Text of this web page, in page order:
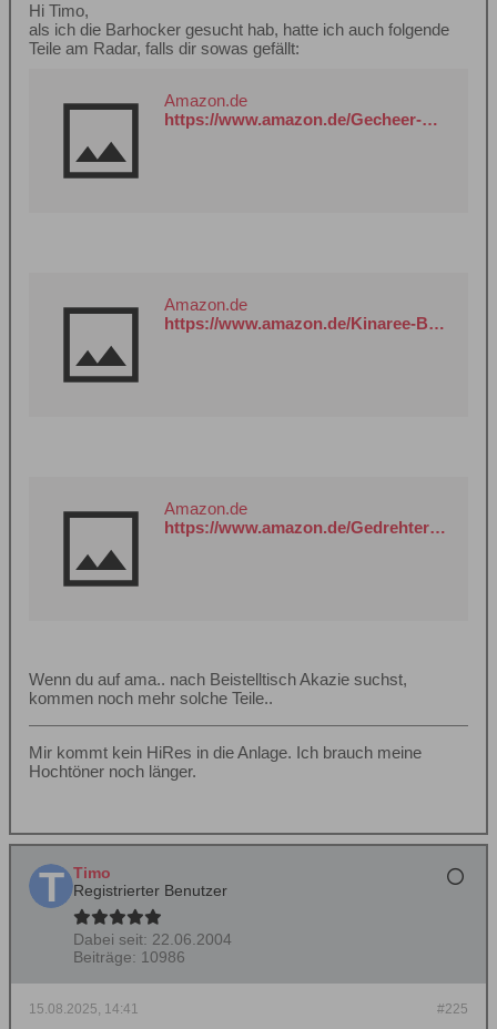
Hi Timo,
als ich die Barhocker gesucht hab, hatte ich auch folgende
Teile am Radar, falls dir sowas gefällt:
Amazon.de
https://www.amazon.de/Gecheer-Beistelltisch-Couchtisch-Kaffeetisch-Telefontisch/dp/B0B3VH5GRN?__mk_de_DE=%C3%85M%C3%85%C5%BD%C3%95%C3%91&crid=1CLP7DDNU7V6O&dib=eyJ2IjoiMSJ9.dSBvAXyh-GNG-vW4Dj-JHBZFGd-YGzcRSbCdChFNWhIrCjl33KnxL911n0qW6mbdmyeQtWiG0XiBZ_InQunSki63RUkAf5NRM3nrPQmBNGgMnWj0oPAGgthBocZXxB_VW_QmegqeCzMmfAHfaF1NCurjspQ7hNxv4USpwrwD7Q4ZtBiHNocUF9QV1H6V6EFuKB0mKVpGuBMb7x60xRyeBU0TAIL3LpfTjaHKRPq6F_6LHvRAmHE_enFqJjBbdXN9.d5SD4fNvhDH_740qVLUcPV7RflGF1RH-kQtT9vNFQMQ&dib_tag=se&keywords=beistelltisch+akazie&qid=1755263648&s=kitchen&sprefix=beistelltisch+akazie%2Ckitchen%2C194&sr=1-335&xpid=FgqhAAH5xBYGf
Amazon.de
https://www.amazon.de/Kinaree-Beistelltisch-Akazie-Nong-Prue/dp/B01MG3V8W4?__mk_de_DE=%C3%85M%C3%85%C5%BD%C3%95%C3%91&crid=1CLP7DDNU7V6O&dib=eyJ2IjoiMSJ9.a4Cku5u0ljWEuHYD_3uqCmArObkGUszGh57Kl7k5Jjv_2cumfEWly5_2Isra2Wo1WN2ZsI_xYsXgkk4xcXRdrA46vN9uZ3UNBxG6Uzx8kDo.u6dxkAkjvAOhuGwQTg3jCXP_KpUIe4CYHoDGPoExUzk&dib_tag=se&keywords=beistelltisch+akazie&qid=1755263667&s=kitchen&sprefix=beistelltisch+akazie%2Ckitchen%2C194&sr=1-344&xpid=FgqhAAH5xBYGf
Amazon.de
https://www.amazon.de/Gedrehter-Holzhocker-Beistelltisch-Blumenst%C3%A4nder-Blumens%C3%A4ule/dp/B07Y1SQ2JL?__mk_de_DE=%C3%85M%C3%85%C5%BD%C3%95%C3%91&crid=1CLP7DDNU7V6O&dib=eyJ2IjoiMSJ9.w4DEYzI0CL7dJzYRAKQQRfDXFqakmB09ScM1pPUVHKmKDYgGLqElYjVSbz5NFLI78G7NALO51M5KtXfV63rJHLpL1ShGR-SqW0WpVlNHm6g.n-tP9M_01Xjjg4iv8Sra9TT0Eq44IQEUoyNPAgwatA0&dib_tag=se&keywords=beistelltisch+akazie&qid=1755263368&s=kitchen&sprefix=beistelltisch+akazie%2Ckitchen%2C194&sr=1-52&xpid=FgqhAAH5xBYGf
Wenn du auf ama.. nach Beistelltisch Akazie suchst,
kommen noch mehr solche Teile..
Mir kommt kein HiRes in die Anlage. Ich brauch meine
Hochtöner noch länger.
Timo
Registrierter Benutzer
Dabei seit: 22.06.2004
Beiträge: 10986
#225
15.08.2025, 14:41